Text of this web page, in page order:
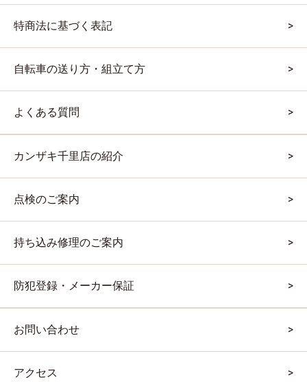
特商法に基づく表記
自転車の送り方・組立て方
よくある質問
カンザキ千里店の紹介
点検のご案内
持ち込み修理のご案内
防犯登録・メーカー保証
お問い合わせ
アクセス